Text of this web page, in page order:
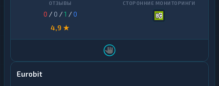
0 / 0 /1 /0
4,9 ★
Eurobit